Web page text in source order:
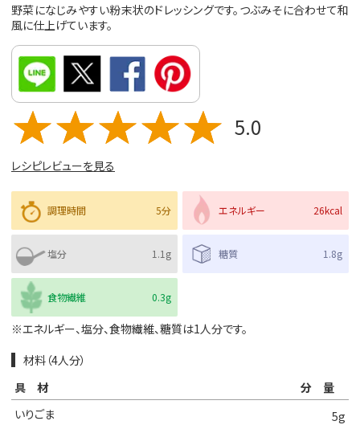
野菜になじみやすい粉末状のドレッシングです。つぶみそに合わせて和
風に仕上げています。
5.0
レシピレビューを見る
調理時間 5分 エネルギー 26kcal
塩分 1.1g 糖質 1.8g
食物繊維 0.3g
※エネルギー、塩分、食物繊維、糖質は1人分です。
材料（4人分）
具材
分量
いりごま
5g